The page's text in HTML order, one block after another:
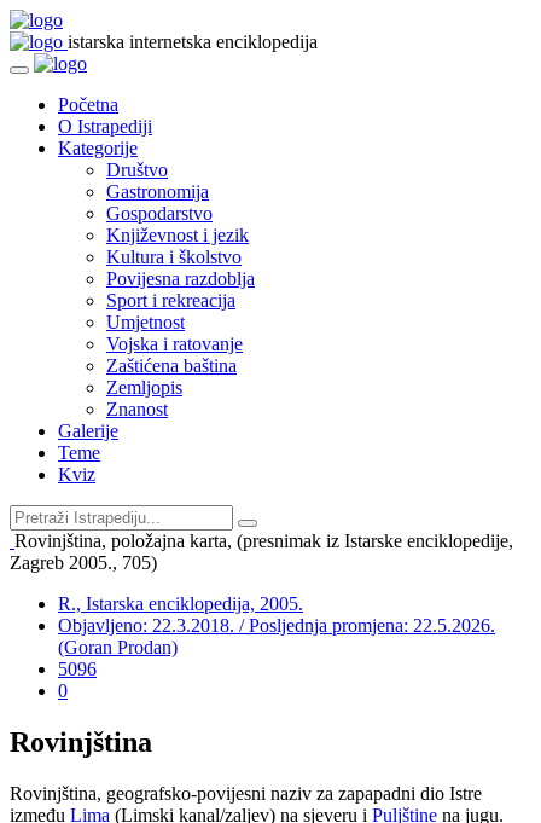
istarska internetska enciklopedija
Početna
O Istrapediji
Kategorije
Društvo
Gastronomija
Gospodarstvo
Književnost i jezik
Kultura i školstvo
Povijesna razdoblja
Sport i rekreacija
Umjetnost
Vojska i ratovanje
Zaštićena baština
Zemljopis
Znanost
Galerije
Teme
Kviz
Rovinjština, položajna karta, (presnimak iz Istarske enciklopedije,
Zagreb 2005., 705)
R., Istarska enciklopedija, 2005.
Objavljeno: 22.3.2018. / Posljednja promjena: 22.5.2026.
(Goran Prodan)
5096
0
Rovinjština
Rovinjština, geografsko-povijesni naziv za zapapadni dio Istre
između Lima (Limski kanal/zaljev) na sjeveru i Puljštine na jugu.